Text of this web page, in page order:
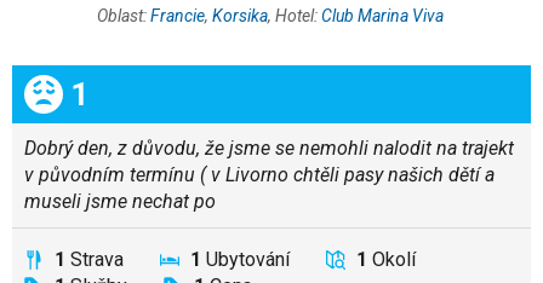
Oblast:Francie, Korsika, Hotel:Club Marina Viva
Celkem:
1
Dobrý den, z důvodu, že jsme se nemohli nalodit na trajekt
v původním termínu ( v Livorno chtěli pasy našich dětí a
museli jsme nechat po
1 Strava 1 Ubytování 1 Okolí